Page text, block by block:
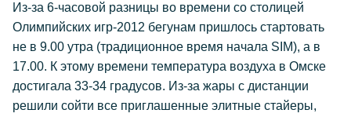
Из-за 6-часовой разницы во времени со столицей
Олимпийских игр-2012 бегунам пришлось стартовать
не в 9.00 утра (традиционное время начала SIM), а в
17.00. К этому времени температура воздуха в Омске
достигала 33-34 градусов. Из-за жары с дистанции
решили сойти все приглашенные элитные стайеры,